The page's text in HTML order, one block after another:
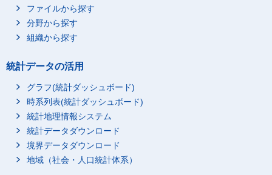
大分県
宮崎県
沖縄県
ファイルから探す
分野から探す
組織から探す
統計データの活用
グラフ(統計ダッシュボード)
時系列表(統計ダッシュボード)
統計地理情報システム
統計データダウンロード
境界データダウンロード
地域（社会・人口統計体系）